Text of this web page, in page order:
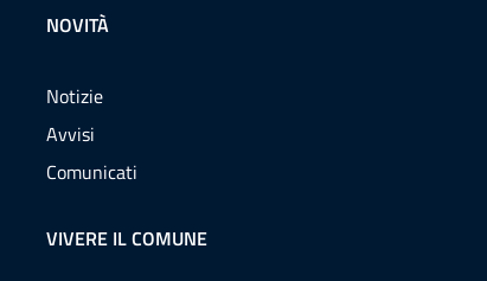
NOVITÀ
Notizie
Avvisi
Comunicati
VIVERE IL COMUNE